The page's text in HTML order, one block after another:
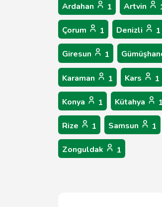
Ardahan 1 Artvin
Çorum 1 Denizli 1
Giresun 1
Karaman 1 Kars 1
Konya 1 Kütahya 1
Rize 1 Samsun 1
Zonguldak 1